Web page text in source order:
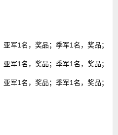
军1名，奖品；季军1名，奖品；
军1名，奖品；季军1名，奖品；
军1名，奖品；季军1名，奖品；